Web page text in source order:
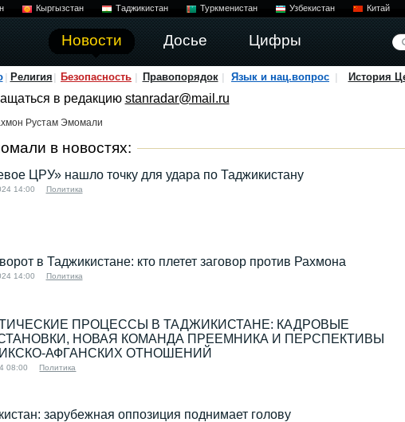
Кыргызстан Таджикистан Туркменистан Узбекистан Китай
Новости Досье Цифры
Религия Безопасность Правопорядок Язык и нац.вопрос История
в редакцию stanradar@mail.ru
Рустам Эмомали
в новостях:
ЦРУ» нашло точку для удара по Таджикистану
14:00 Политика
в Таджикистане: кто плетет заговор против Рахмона
14:00 Политика
ПРОЦЕССЫ В ТАДЖИКИСТАНЕ: КАДРОВЫЕ
НОВАЯ КОМАНДА ПРЕЕМНИКА И ПЕРСПЕКТИВЫ
АФГАНСКИХ ОТНОШЕНИЙ
08:00 Политика
зарубежная оппозиция поднимает голову